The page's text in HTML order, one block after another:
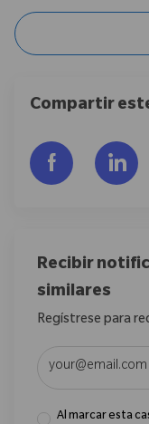
Compartir
Compartir
Recibir
similares
Regístrese para
Introduzca la
Al marcar esta